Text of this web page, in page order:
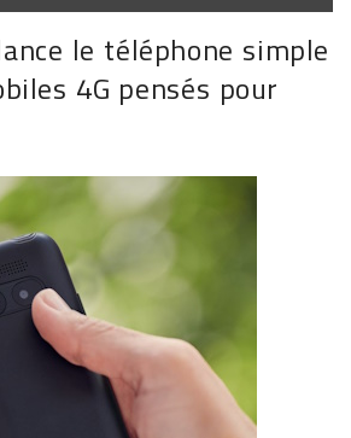
le téléphone simple
4G pensés pour